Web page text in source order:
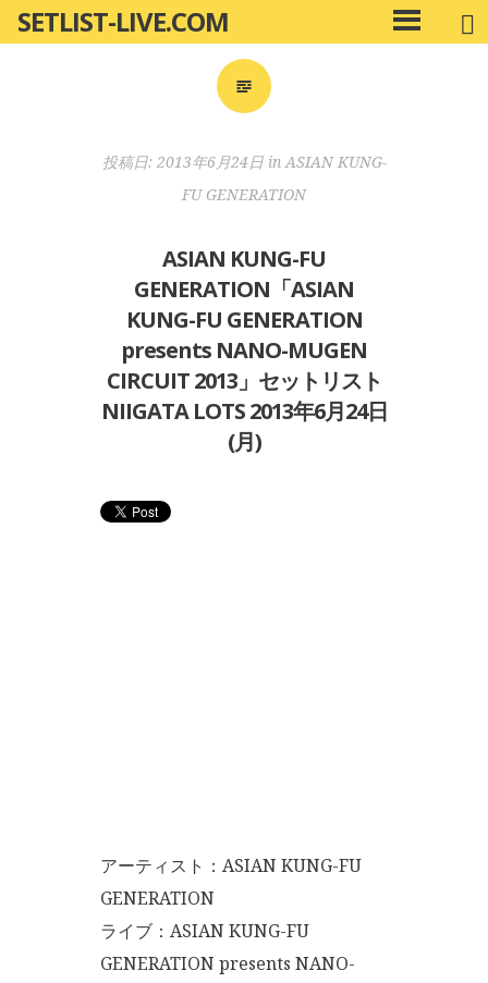
ン
SETLIST-LIVE.COM
メ
イ
投稿日: 2013年6月24日inASIAN KUNG-
FU GENERATION
ASIAN KUNG-FU
GENERATION「ASIAN
KUNG-FU GENERATION
presents NANO-MUGEN
CIRCUIT 2013」セットリスト
NIIGATA LOTS 2013年6月24日
(月)
アーティスト：ASIAN KUNG-FU
GENERATION
ライブ：ASIAN KUNG-FU
GENERATION presents NANO-